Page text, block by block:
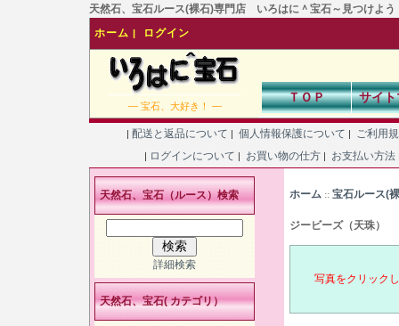
天然石、宝石ルース(裸石)専門店 いろはに＾宝石～見つけよ
ホーム | ログイン
― 宝石、大好き！ ―
ＴＯＰ サイ
| 配送と返品について | 個人情報保護について | ご利用
| ログインについて | お買い物の仕方 | お支払い方法
ホーム :: 宝石ルース(
ジービーズ（天珠）
写真をクリック
天然石、宝石（ルース）検索
詳細検索
天然石、宝石( カテゴリ）